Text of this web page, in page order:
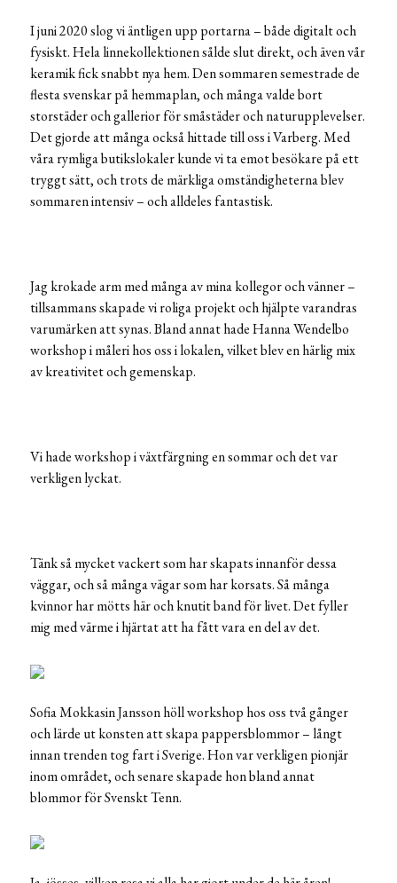
I juni 2020 slog vi äntligen upp portarna – både digitalt och
fysiskt. Hela linnekollektionen sålde slut direkt, och även vår
keramik fick snabbt nya hem. Den sommaren semestrade de
flesta svenskar på hemmaplan, och många valde bort
storstäder och gallerior för småstäder och naturupplevelser.
Det gjorde att många också hittade till oss i Varberg. Med
våra rymliga butikslokaler kunde vi ta emot besökare på ett
tryggt sätt, och trots de märkliga omständigheterna blev
sommaren intensiv – och alldeles fantastisk.
Jag krokade arm med många av mina kollegor och vänner –
tillsammans skapade vi roliga projekt och hjälpte varandras
varumärken att synas. Bland annat hade Hanna Wendelbo
workshop i måleri hos oss i lokalen, vilket blev en härlig mix
av kreativitet och gemenskap.
Vi hade workshop i växtfärgning en sommar och det var
verkligen lyckat.
Tänk så mycket vackert som har skapats innanför dessa
väggar, och så många vägar som har korsats. Så många
kvinnor har mötts här och knutit band för livet. Det fyller
mig med värme i hjärtat att ha fått vara en del av det.
Sofia Mokkasin Jansson höll workshop hos oss två gånger
och lärde ut konsten att skapa pappersblommor – långt
innan trenden tog fart i Sverige. Hon var verkligen pionjär
inom området, och senare skapade hon bland annat
blommor för Svenskt Tenn.